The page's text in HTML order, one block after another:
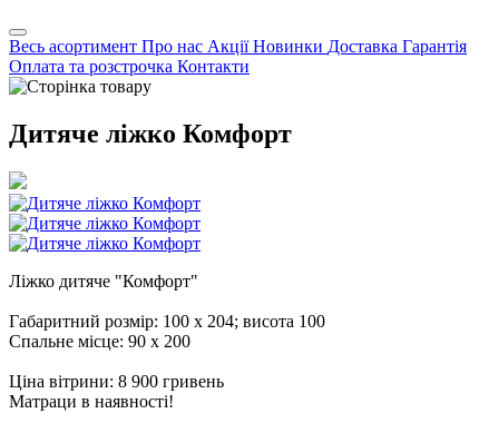
Весь асортимент Про нас Акції Новинки Доставка Гарантія
Оплата та розстрочка Контакти
Дитяче ліжко Комфорт
Ліжко дитяче "Комфорт"
Габаритний розмір: 100 х 204; висота 100
Спальне місце: 90 х 200
Ціна вітрини: 8 900 гривень
Матраци в наявності!